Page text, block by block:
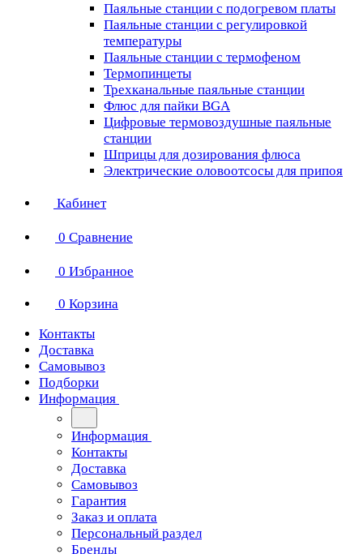
Паяльные станции с подогревом платы
Паяльные станции с регулировкой
температуры
Паяльные станции с термофеном
Термопинцеты
Трехканальные паяльные станции
Флюс для пайки BGA
Цифровые термовоздушные паяльные
станции
Шприцы для дозирования флюса
Электрические оловоотсосы для припоя
Кабинет
0 Сравнение
0 Избранное
0 Корзина
Контакты
Доставка
Самовывоз
Подборки
Информация
Информация
Контакты
Доставка
Самовывоз
Гарантия
Заказ и оплата
Персональный раздел
Бренды